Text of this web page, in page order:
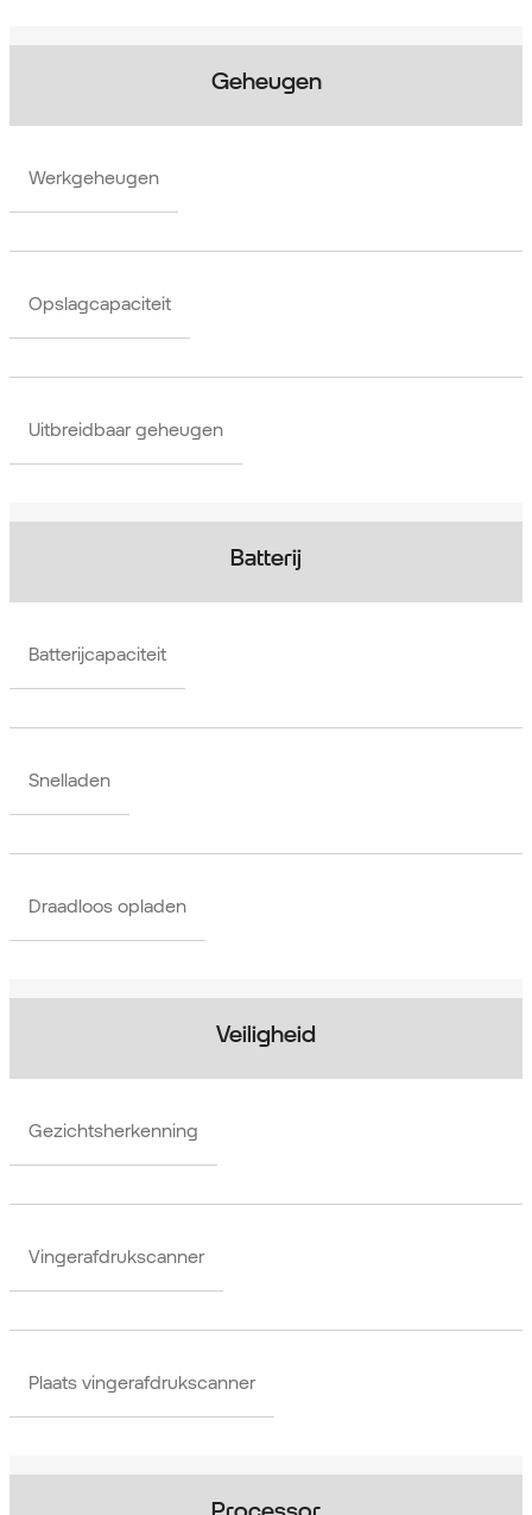
Geheugen
Werkgeheugen
Opslagcapaciteit
Uitbreidbaar geheugen
Batterij
Batterijcapaciteit
Snelladen
Draadloos opladen
Veiligheid
Gezichtsherkenning
Vingerafdrukscanner
Plaats vingerafdrukscanner